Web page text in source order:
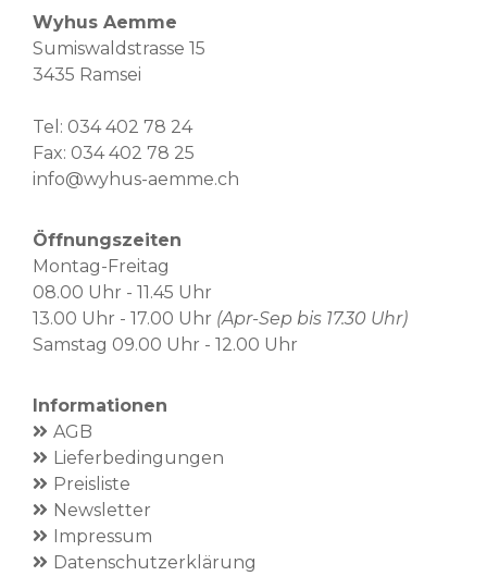
Wyhus Aemme
Sumiswaldstrasse 15
3435 Ramsei
Tel: 034 402 78 24
Fax: 034 402 78 25
info@wyhus-aemme.ch
Öffnungszeiten
Montag-Freitag
08.00 Uhr - 11.45 Uhr
13.00 Uhr - 17.00 Uhr (Apr-Sep bis 17.30 Uhr)
Samstag 09.00 Uhr - 12.00 Uhr
Informationen
AGB
Lieferbedingungen
Preisliste
Newsletter
Impressum
Datenschutzerklärung